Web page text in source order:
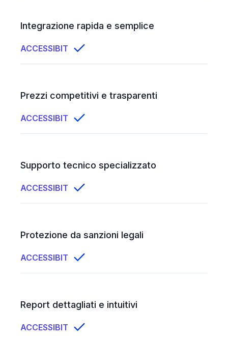
Integrazione rapida e semplice
ACCESSIBIT
Prezzi competitivi e trasparenti
ACCESSIBIT
Supporto tecnico specializzato
ACCESSIBIT
Protezione da sanzioni legali
ACCESSIBIT
Report dettagliati e intuitivi
ACCESSIBIT